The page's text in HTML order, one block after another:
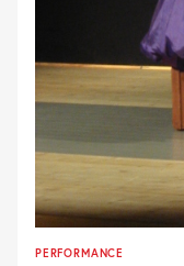
PERFORMANCE